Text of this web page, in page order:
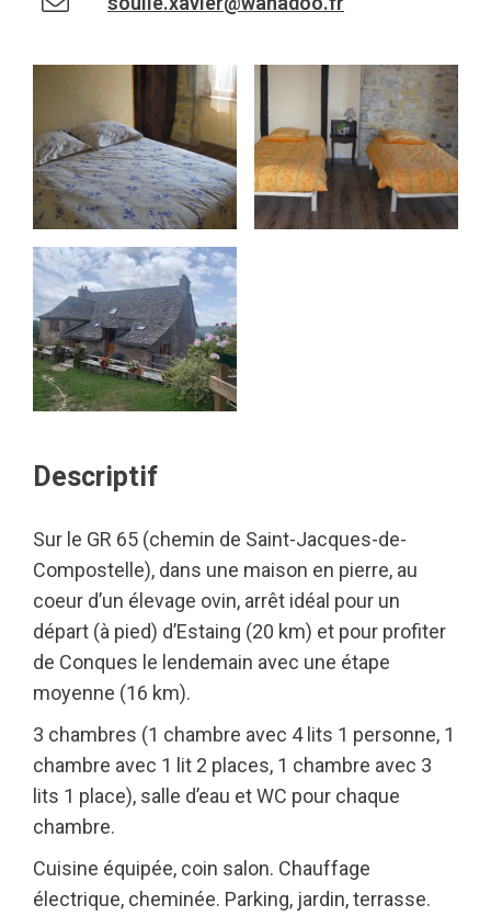
Descriptif
Sur le GR 65 (chemin de Saint-Jacques-de-
Compostelle), dans une maison en pierre, au
coeur d’un élevage ovin, arrêt idéal pour un
départ (à pied) d’Estaing (20 km) et pour profiter
de Conques le lendemain avec une étape
moyenne (16 km).
3 chambres (1 chambre avec 4 lits 1 personne, 1
chambre avec 1 lit 2 places, 1 chambre avec 3
lits 1 place), salle d’eau et WC pour chaque
chambre.
Cuisine équipée, coin salon. Chauffage
électrique, cheminée. Parking, jardin, terrasse.